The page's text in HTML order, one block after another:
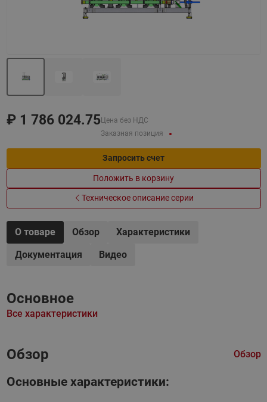
₽ 1 786 024.75 Цена без НДС
Заказная позиция
Запросить счет
Положить в корзину
Техническое описание серии
О товаре Обзор
Характеристики
Документация
Видео
Основное
Все характеристики
Обзор Обзор
Основные характеристики: